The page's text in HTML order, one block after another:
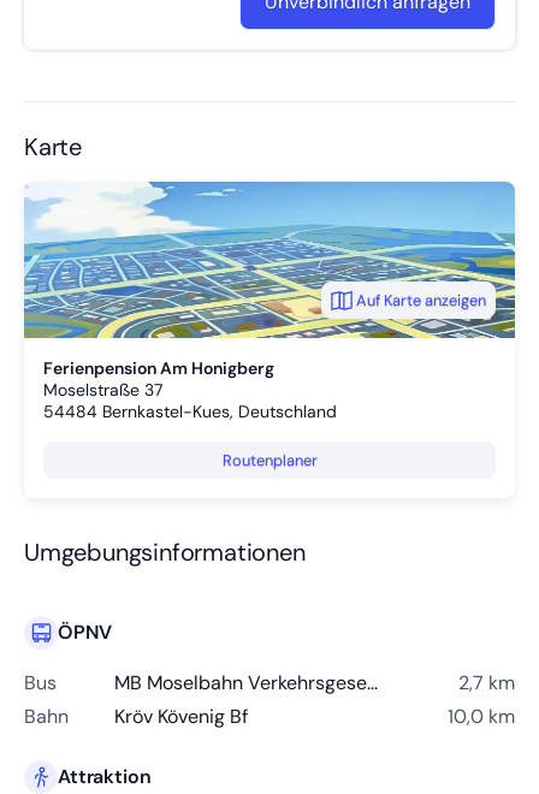
Karte
Ferienpension Am Honigberg
Moselstraße 37
54484 Bernkastel-Kues, Deutschland
Routenplaner
Auf Karte anzeigen
Umgebungsinformationen
ÖPNV
Bus
MB Moselbahn Verkehrsgesellschaft BKS-Andel
2,7 km
Bahn
Kröv Kövenig Bf 10,0 km
Attraktion